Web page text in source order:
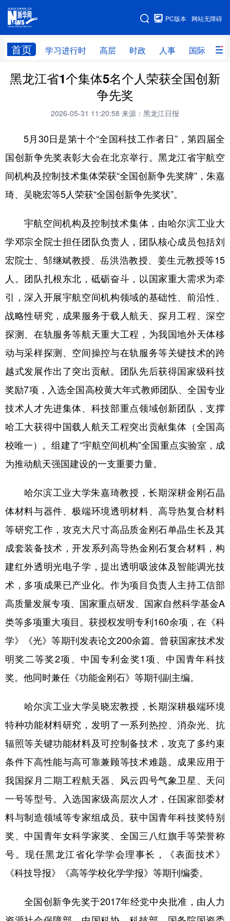
网站无障碍
PC版本
首页 学习进行时 高层 时政 人事 国际 财
网站地图
学习进行时 高层 时政 人事
全球连线
科技 科普 体育 文化
健康 军事 访谈 视频
溯源中国 城市 旅游 能源
会展 彩票 娱乐 时尚
亚太网 上市公司 投教基地
地方频道
北京 天津 河北 山西
辽宁 吉林 上海 江苏
山东 河南 湖北 湖南
广东 广西 海南 重庆
四川 贵州 云南
新疆 内蒙古 黑龙江
多语种频道
English Español Français عربى
Русский язык 日本語 한국어
Português
黑龙江省1个集体5名个人荣获全国创新
争先奖
2026-05-31 11:20:58 来源：黑龙江日报
5月30日是第十个“全国科技工作者日”，第四届全
国创新争先奖表彰大会在北京举行。黑龙江省宇航空
间机构及控制技术集体荣获“全国创新争先奖牌”，朱嘉
琦、吴晓宏等5人荣获“全国创新争先奖状”。
宇航空间机构及控制技术集体，由哈尔滨工业大
学邓宗全院士担任团队负责人，团队核心成员包括刘
宏院士、邹继斌教授、岳洪浩教授、姜生元教授等15
人。团队扎根东北，砥砺奋斗，以国家重大需求为牵
引，深入开展宇航空间机构领域的基础性、前沿性、
战略性研究，成果服务于载人航天、探月工程、深空
探测、在轨服务等航天重大工程，为我国地外天体移
动与采样探测、空间操控与在轨服务等关键技术的跨
越式发展作出了突出贡献。团队先后获得国家级科技
奖励7项，入选全国高校黄大年式教师团队、全国专业
技术人才先进集体、科技部重点领域创新团队，支撑
哈工大获得中国载人航天工程突出贡献集体（全国高
校唯一）。组建了“宇航空间机构”全国重点实验室，成
为推动航天强国建设的一支重要力量。
哈尔滨工业大学朱嘉琦教授，长期深耕金刚石晶
体材料与器件、极端环境透明材料、高导热复合材料
等研究工作，攻克大尺寸高品质金刚石单晶生长及其
成套装备技术，开发系列高导热金刚石复合材料，构
建红外透明光电子学，提出透明吸波体及智能调光技
术，多项成果已产业化。作为项目负责人主持工信部
高质量发展专项、国家重点研发、国家自然科学基金A
类等多项重大项目。获授权发明专利160余项，在《科
学》《光》等期刊发表论文200余篇。曾获国家技术发
明奖二等奖2项、中国专利金奖1项、中国青年科技
奖。他同时兼任《功能金刚石》等期刊副主编。
哈尔滨工业大学吴晓宏教授，长期深耕极端环境
特种功能材料研究，发明了一系列热控、消杂光、抗
辐照等关键功能材料及可控制备技术，攻克了多约束
条件下高性能与高可靠兼顾等技术难题。成果应用于
我国探月二期工程航天器、风云四号气象卫星、天问
一号等型号。入选国家级高层次人才，任国家部委材
料与制造领域等专家组成员。获中国青年科技奖特别
奖、中国青年女科学家奖、全国三八红旗手等荣誉称
号。现任黑龙江省化学学会理事长，《表面技术》
《科技导报》《高等学校化学学报》等期刊编委。
全国创新争先奖于2017年经党中央批准，由人力